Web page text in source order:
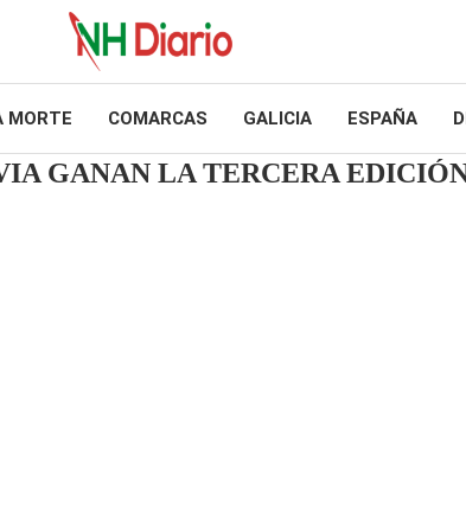
MORTE COMARCAS GALICIA ESPAÑA
GANAN LA TERCERA